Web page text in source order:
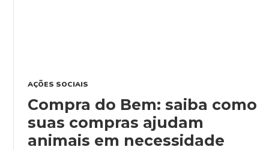
AÇÕES SOCIAIS
Compra do Bem: saiba como
suas compras ajudam
animais em necessidade